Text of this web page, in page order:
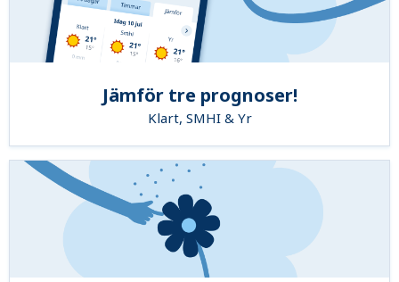
Jämför tre prognoser!
Klart, SMHI & Yr